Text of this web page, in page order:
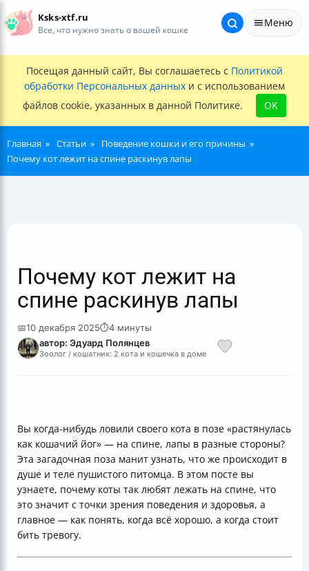
Ksks-xtf.ru
Все, что нужно знать о вашей кошке
Меню
Посещая данный сайт, Вы соглашаетесь с Политикой
обработки Персональных данных и с использованием
файлов cookie, указанных в данной Политике.
OK
Главная Статьи
Поведение кошки и его причины
Почему кот лежит на спине раскинув лапы
Почему кот лежит на
спине раскинув лапы
📅10 декабря 2025⏱4 минуты
автор: Эдуард Полянцев
Зоолог / кошатник: 2 кота и кошечка в доме
Вы когда-нибудь ловили своего кота в позе «растянулась
как кошачий йог» — на спине, лапы в разные стороны?
Эта загадочная поза манит узнать, что же происходит в
душе и теле пушистого питомца. В этом посте вы
узнаете, почему коты так любят лежать на спине, что
это значит с точки зрения поведения и здоровья, а
главное — как понять, когда всё хорошо, а когда стоит
бить тревогу.